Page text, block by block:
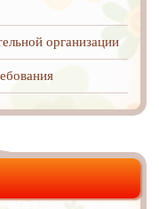
организации